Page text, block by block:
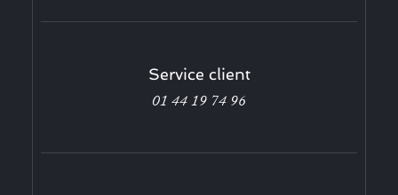
Service client
01 44 19 74 96